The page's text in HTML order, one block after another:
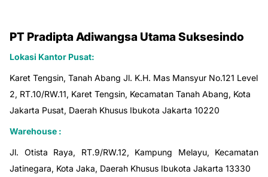
PT Pradipta Adiwangsa Utama Suksesindo
Lokasi Kantor Pusat:
Karet Tengsin, Tanah Abang Jl. K.H. Mas Mansyur No.121 Level
2, RT.10/RW.11, Karet Tengsin, Kecamatan Tanah Abang, Kota
Jakarta Pusat, Daerah Khusus Ibukota Jakarta 10220
Warehouse :
Jl. Otista Raya, RT.9/RW.12, Kampung Melayu, Kecamatan
Jatinegara, Kota Jaka, Daerah Khusus Ibukota Jakarta 13330